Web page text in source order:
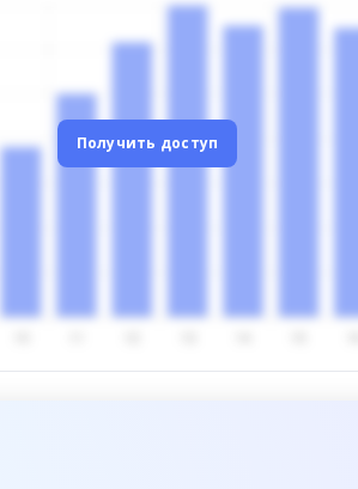
Получить доступ